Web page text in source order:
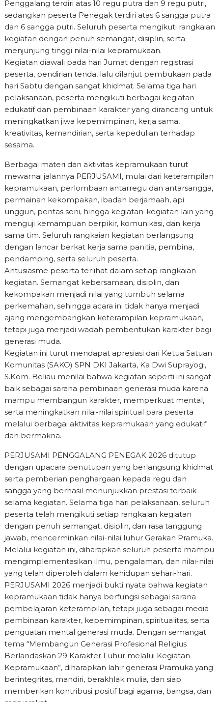
Penggalang terdiri atas 10 regu putra dan 9 regu putri,
sedangkan peserta Penegak terdiri atas 6 sangga putra
dan 6 sangga putri. Seluruh peserta mengikuti rangkaian
kegiatan dengan penuh semangat, disiplin, serta
menjunjung tinggi nilai-nilai kepramukaan.
Kegiatan diawali pada hari Jumat dengan registrasi
peserta, pendirian tenda, lalu dilanjut pembukaan pada
hari Sabtu dengan sangat khidmat. Selama tiga hari
pelaksanaan, peserta mengikuti berbagai kegiatan
edukatif dan pembinaan karakter yang dirancang untuk
meningkatkan jiwa kepemimpinan, kerja sama,
kreativitas, kemandirian, serta kepedulian terhadap
sesama.
Berbagai materi dan aktivitas kepramukaan turut
mewarnai jalannya PERJUSAMI, mulai dari keterampilan
kepramukaan, perlombaan antarregu dan antarsangga,
permainan kekompakan, ibadah berjamaah, api
unggun, pentas seni, hingga kegiatan-kegiatan lain yang
menguji kemampuan berpikir, komunikasi, dan kerja
sama tim. Seluruh rangkaian kegiatan berlangsung
dengan lancar berkat kerja sama panitia, pembina,
pendamping, serta seluruh peserta.
Antusiasme peserta terlihat dalam setiap rangkaian
kegiatan. Semangat kebersamaan, disiplin, dan
kekompakan menjadi nilai yang tumbuh selama
perkemahan, sehingga acara ini tidak hanya menjadi
ajang mengembangkan keterampilan kepramukaan,
tetapi juga menjadi wadah pembentukan karakter bagi
generasi muda.
Kegiatan ini turut mendapat apresiasi dari Ketua Satuan
Komunitas (SAKO) SPN DKI Jakarta, Ka Dwi Suprayogi,
S.Kom. Beliau menilai bahwa kegiatan seperti ini sangat
baik sebagai sarana pembinaan generasi muda karena
mampu membangun karakter, memperkuat mental,
serta meningkatkan nilai-nilai spiritual para peserta
melalui berbagai aktivitas kepramukaan yang edukatif
dan bermakna.
PERJUSAMI PENGGALANG PENEGAK 2026 ditutup
dengan upacara penutupan yang berlangsung khidmat
serta pemberian penghargaan kepada regu dan
sangga yang berhasil menunjukkan prestasi terbaik
selama kegiatan. Selama tiga hari pelaksanaan, seluruh
peserta telah mengikuti setiap rangkaian kegiatan
dengan penuh semangat, disiplin, dan rasa tanggung
jawab, mencerminkan nilai-nilai luhur Gerakan Pramuka.
Melalui kegiatan ini, diharapkan seluruh peserta mampu
mengimplementasikan ilmu, pengalaman, dan nilai-nilai
yang telah diperoleh dalam kehidupan sehari-hari.
PERJUSAMI 2026 menjadi bukti nyata bahwa kegiatan
kepramukaan tidak hanya berfungsi sebagai sarana
pembelajaran keterampilan, tetapi juga sebagai media
pembinaan karakter, kepemimpinan, spiritualitas, serta
penguatan mental generasi muda. Dengan semangat
tema “Membangun Generasi Profesional Religius
Berlandaskan 29 Karakter Luhur melalui Kegiatan
Kepramukaan”, diharapkan lahir generasi Pramuka yang
berintegritas, mandiri, berakhlak mulia, dan siap
memberikan kontribusi positif bagi agama, bangsa, dan